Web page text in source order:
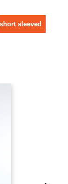
short sleeved